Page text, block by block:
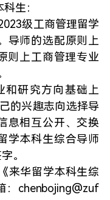
生：
级工商管理留学
导师的选配原则上
则上工商管理专业
和研究方向基础上
的兴趣志向选择导
息相互公开、交换
学本科生综合导师
。
来华留学本科生综
：chenbojing@zuf